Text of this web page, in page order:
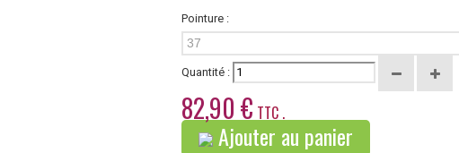
Pointure :
37
Quantité :
82,90 € TTC .
Ajouter au panier